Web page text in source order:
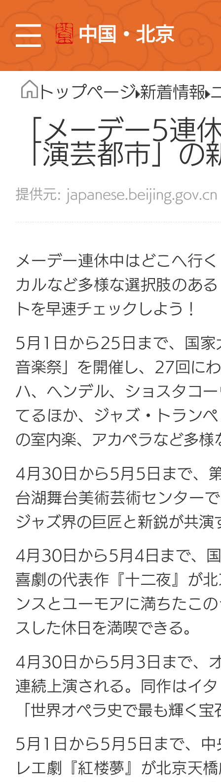
中国・北京
トップページ 新着情報
「メーデー5連
「演芸都市」
japanese.beijing.gov.cn
メーデー連休中はどこへ行
カルなど多様な選択肢のあ
トを早速チェックしよう！
5月1日から25日まで、国家
音楽祭」を開催し、27回に
ハ、ヘンデル、ショスタコ
てるほか、ジャズ・トラン
の室内楽、アカペラなど多
4月30日から5月5日まで、
台湖舞台美術芸術センター
ジャズ界の巨匠と新鋭が共演
4月30日から5月4日まで、
喜劇の代表作『十二夜』が
ンスとユーモアに満ちたこ
スした休日を満喫できる。
4月30日から5月3日まで、
連続上演される。同作はイ
「世界オペラ史で最も輝く
5月1日から5月5日まで、中
レエ劇『紅楼夢』が北京天